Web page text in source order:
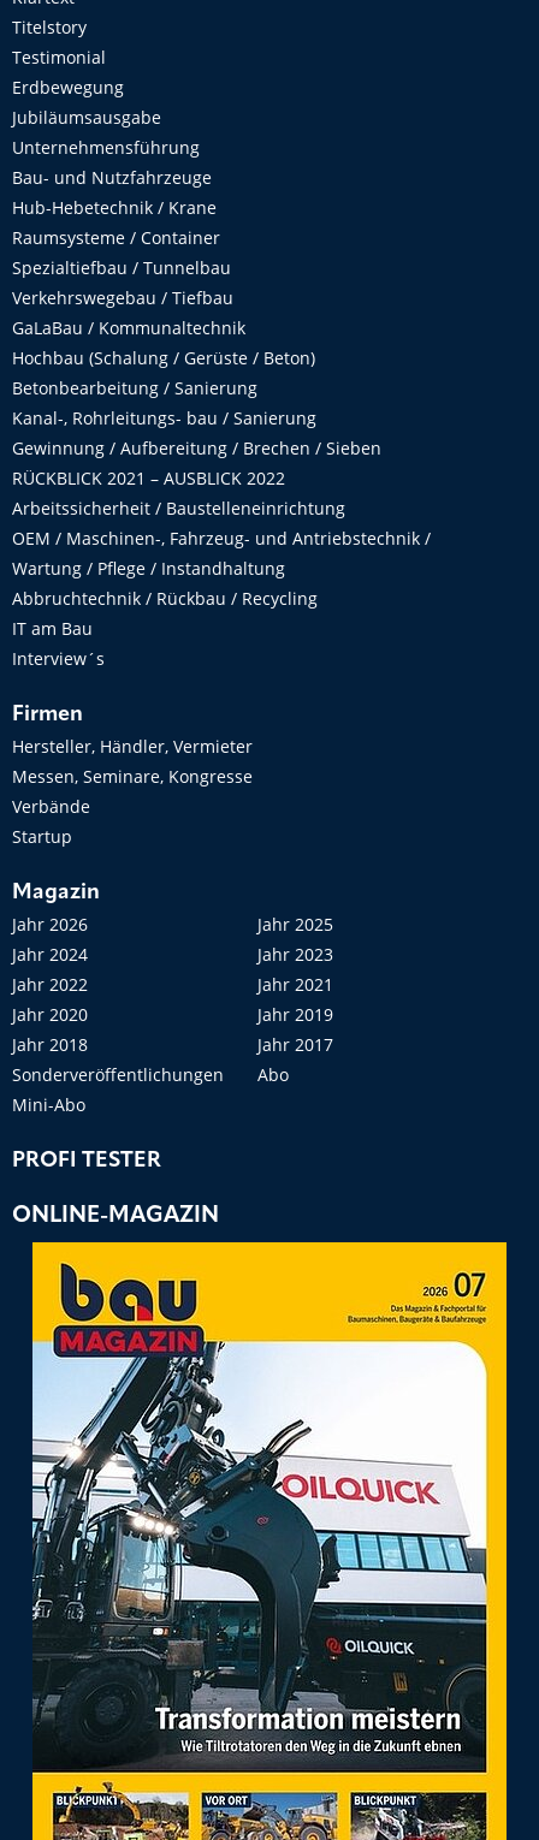
Titelstory
Testimonial
Erdbewegung
Jubiläumsausgabe
Unternehmensführung
Bau- und Nutzfahrzeuge
Hub-Hebetechnik / Krane
Raumsysteme / Container
Spezialtiefbau / Tunnelbau
Verkehrswegebau / Tiefbau
GaLaBau / Kommunaltechnik
Hochbau (Schalung / Gerüste / Beton)
Betonbearbeitung / Sanierung
Kanal-, Rohrleitungs- bau / Sanierung
Gewinnung / Aufbereitung / Brechen / Sieben
RÜCKBLICK 2021 – AUSBLICK 2022
Arbeitssicherheit / Baustelleneinrichtung
OEM / Maschinen-, Fahrzeug- und Antriebstechnik /
Wartung / Pflege / Instandhaltung
Abbruchtechnik / Rückbau / Recycling
IT am Bau
Interview´s
Firmen
Hersteller, Händler, Vermieter
Messen, Seminare, Kongresse
Verbände
Startup
Magazin
Jahr 2026
Jahr 2025
Jahr 2024
Jahr 2023
Jahr 2022
Jahr 2021
Jahr 2020
Jahr 2019
Jahr 2018
Jahr 2017
Sonderveröffentlichungen
Abo
Mini-Abo
PROFI TESTER
ONLINE-MAGAZIN